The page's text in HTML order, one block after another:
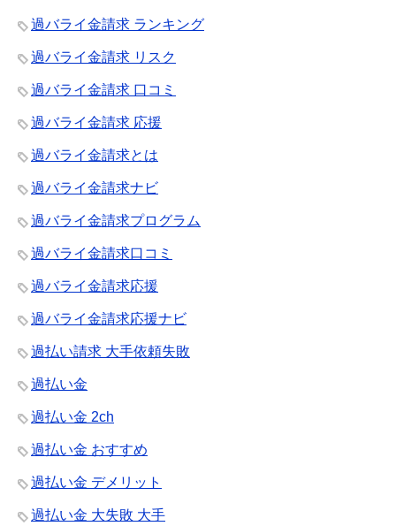
過バライ金請求 ランキング
過バライ金請求 リスク
過バライ金請求 口コミ
過バライ金請求 応援
過バライ金請求とは
過バライ金請求ナビ
過バライ金請求プログラム
過バライ金請求口コミ
過バライ金請求応援
過バライ金請求応援ナビ
過払い請求 大手依頼失敗
過払い金
過払い金 2ch
過払い金 おすすめ
過払い金 デメリット
過払い金 大失敗 大手